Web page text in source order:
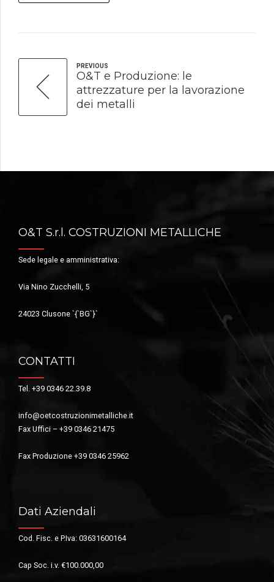
PREVIOUS
O&T e Produzione: le
attrezzature per la lavorazione
dei metalli
O&T S.r.l. COSTRUZIONI METALLICHE
Sede legale e amministrativa:
Via Nino Zucchelli, 5
24023 Clusone `{`BG`}`
CONTATTI
Tel. +39 0346 22.39.8
info@oetcostruzionimetalliche.it
Fax Uffici – +39 0346 21475
Fax Produzione +39 0346 25962
Dati Aziendali
Cod. Fisc. e P.Iva: 03631600164
Cap Soc. i.v. €100.000,00